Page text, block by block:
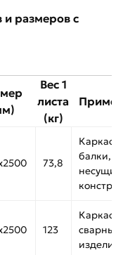
и размеров с
Вес 1
листа
(кг)
73,8
Каркасы,
балки,
несущие
123
Каркасы,
сварные
изделия